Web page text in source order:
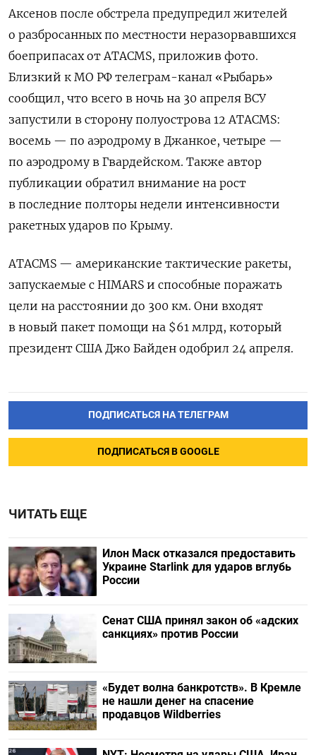
Аксенов после обстрела предупредил жителей
о разбросанных по местности неразорвавшихся
боеприпасах от ATACMS, приложив фото.
Близкий к МО РФ телеграм-канал «Рыбарь»
сообщил, что всего в ночь на 30 апреля ВСУ
запустили в сторону полуострова 12 ATACMS:
восемь — по аэродрому в Джанкое, четыре —
по аэродрому в Гвардейском. Также автор
публикации обратил внимание на рост
в последние полторы недели интенсивности
ракетных ударов по Крыму.
ATACMS — американские тактические ракеты,
запускаемые с HIMARS и способные поражать
цели на расстоянии до 300 км. Они входят
в новый пакет помощи на $61 млрд, который
президент США Джо Байден одобрил 24 апреля.
ПОДПИСАТЬСЯ НА ТЕЛЕГРАМ
ПОДПИСАТЬСЯ В GOOGLE
ЧИТАТЬ ЕЩЕ
Илон Маск отказался предоставить
Украине Starlink для ударов вглубь
России
Сенат США принял закон об «адских
санкциях» против России
«Будет волна банкротств». В Кремле
не нашли денег на спасение
продавцов Wildberries